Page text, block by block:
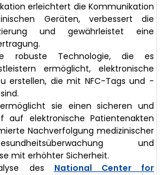
erleichtert die Kommunikation
Geräten, verbessert die
und gewährleistet eine
robuste Technologie, die es
ermöglicht, elektronische
erstellen, die mit NFC-Tags und -
sie einen sicheren und
auf elektronische Patientenakten
Nachverfolgung medizinischer
und
mit erhöhter Sicherheit.
des National Center for